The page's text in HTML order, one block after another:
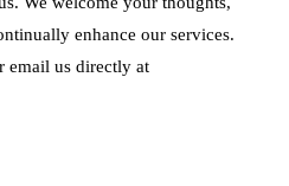
enhance our services.
email us directly at